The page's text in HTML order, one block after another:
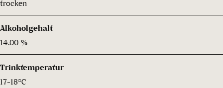
trocken
Alkoholgehalt
14.00 %
Trinktemperatur
17-18°C